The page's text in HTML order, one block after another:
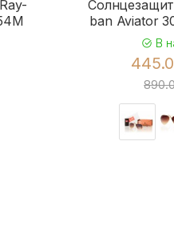
ban Aviator
В